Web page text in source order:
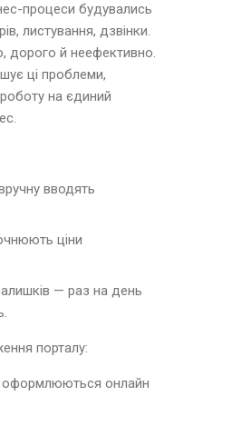
процеси будувались
листування, дзвінки.
дорого й неефективно.
ці проблеми,
на єдиний
вводять
ціни
— раз на день
порталу:
оформлюються онлайн